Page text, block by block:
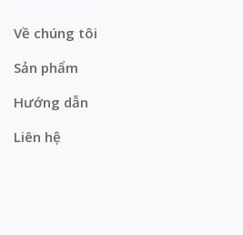
Về chúng tôi
Sản phẩm
Hướng dẫn
Liên hệ